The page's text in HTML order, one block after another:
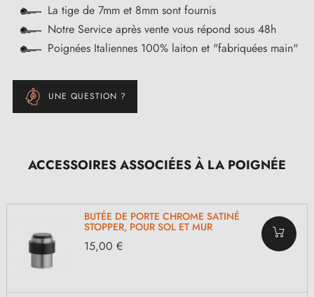
La tige de 7mm et 8mm sont fournis
Notre Service après vente vous répond sous 48h
Poignées Italiennes 100% laiton et "fabriquées main"
UNE QUESTION ?
ACCESSOIRES ASSOCIÉES À LA POIGNÉE
BUTÉE DE PORTE CHROME SATINÉ
STOPPER, POUR SOL ET MUR
15,00 €